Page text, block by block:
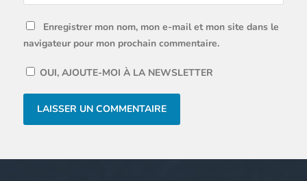
Enregistrer mon nom, mon e-mail et mon site dans le
navigateur pour mon prochain commentaire.
OUI, AJOUTE-MOI À LA NEWSLETTER